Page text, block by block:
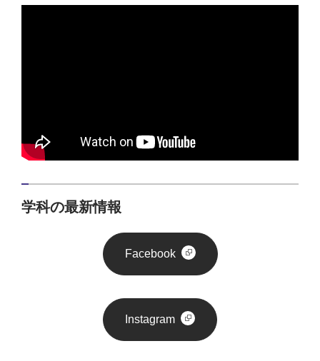
学科の最新情報
Facebook
Instagram